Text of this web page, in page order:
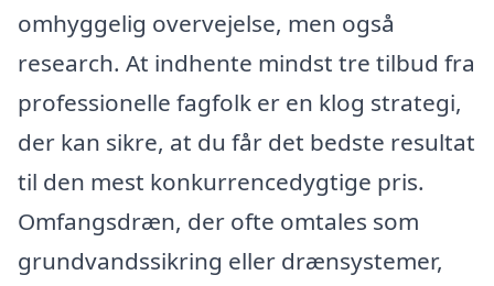
omhyggelig overvejelse, men også
research. At indhente mindst tre tilbud fra
professionelle fagfolk er en klog strategi,
der kan sikre, at du får det bedste resultat
til den mest konkurrencedygtige pris.
Omfangsdræn, der ofte omtales som
grundvandssikring eller drænsystemer,